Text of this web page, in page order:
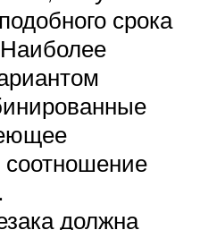
срока
соотношение
должна